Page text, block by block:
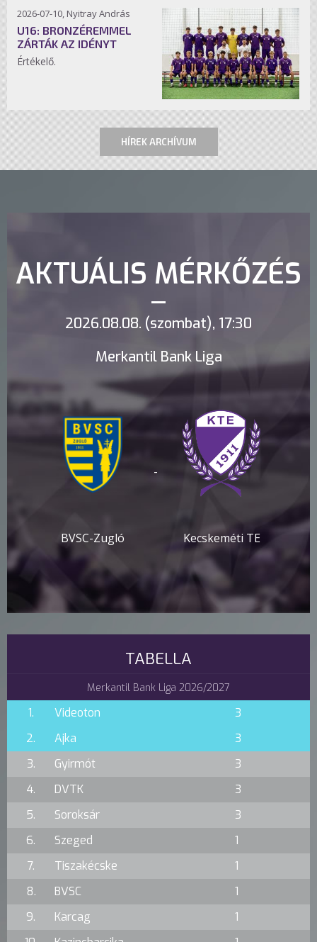
2026-07-10, Nyitray András
U16: BRONZÉREMMEL
ZÁRTÁK AZ IDÉNYT
Értékelő.
HÍREK ARCHÍVUM
AKTUÁLIS MÉRKŐZÉS
2026.08.08. (szombat), 17:30
Merkantil Bank Liga
BVSC-Zugló
-
Kecskeméti TE
TABELLA
Merkantil Bank Liga 2026/2027
1. Videoton
3
2.
Ajka
3
3.
Gyirmót
3
4.
DVTK
3
5.
Soroksár
3
6.
Szeged
1
7.
Tiszakécske
1
8.
BVSC
1
9.
Karcag
1